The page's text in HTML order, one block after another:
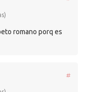
romano porq es
#